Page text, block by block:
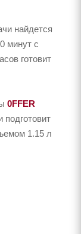
найдется
минут с
готовит
0FFER
1.15 л